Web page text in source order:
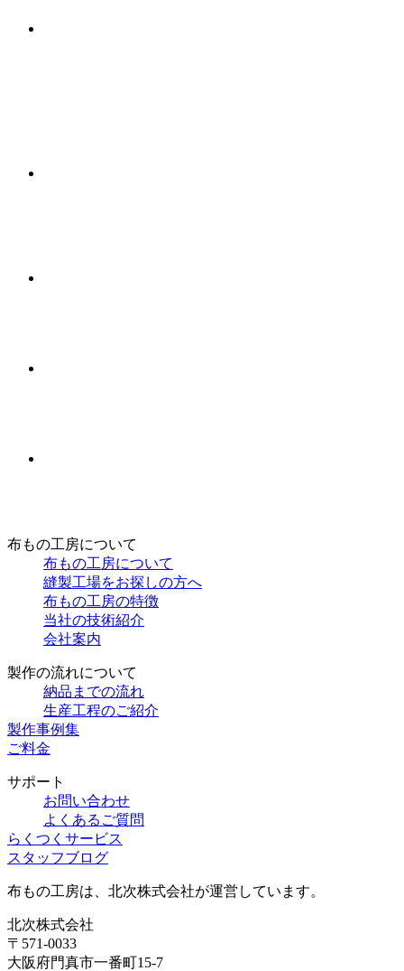
布もの工房について
布もの工房について
縫製工場をお探しの方へ
布もの工房の特徴
当社の技術紹介
会社案内
製作の流れについて
納品までの流れ
生産工程のご紹介
製作事例集
ご料金
サポート
お問い合わせ
よくあるご質問
らくつくサービス
スタッフブログ
布もの工房は、北次株式会社が運営しています。
北次株式会社
〒571-0033
大阪府門真市一番町15-7